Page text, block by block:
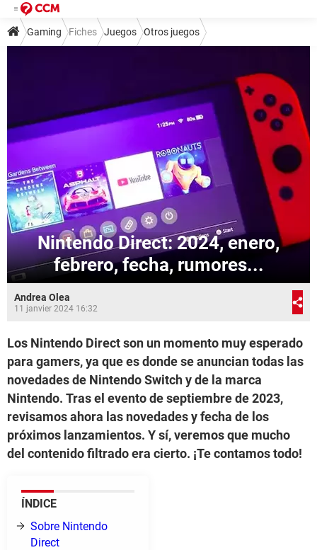
Gaming Fiches Juegos Otros juegos
Nintendo Direct: 2024, enero,
febrero, fecha, rumores...
Andrea Olea
11 janvier 2024 16:32
Los Nintendo Direct son un momento muy esperado
para gamers, ya que es donde se anuncian todas las
novedades de Nintendo Switch y de la marca
Nintendo. Tras el evento de septiembre de 2023,
revisamos ahora las novedades y fecha de los
próximos lanzamientos. Y sí, veremos que mucho
del contenido filtrado era cierto. ¡Te contamos todo!
ÍNDICE
Sobre Nintendo
Direct